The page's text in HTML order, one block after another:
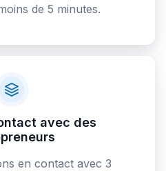
de 5 minutes.
avec des
en contact avec 3